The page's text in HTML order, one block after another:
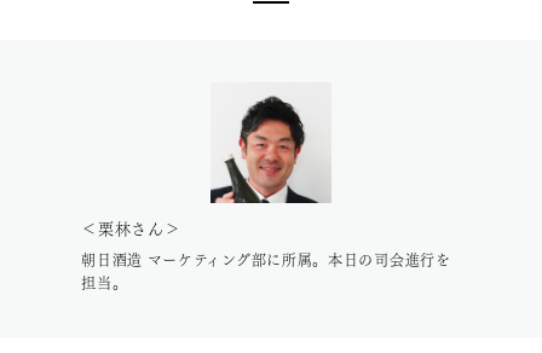
＜栗林さん＞
朝日酒造 マーケティング部に所属。本日の司会進行を
担当。